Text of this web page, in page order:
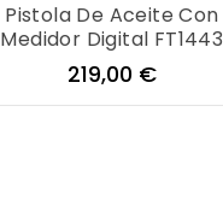
Pistola De Aceite Con
Medidor Digital FT1443
Precio
219,00 €